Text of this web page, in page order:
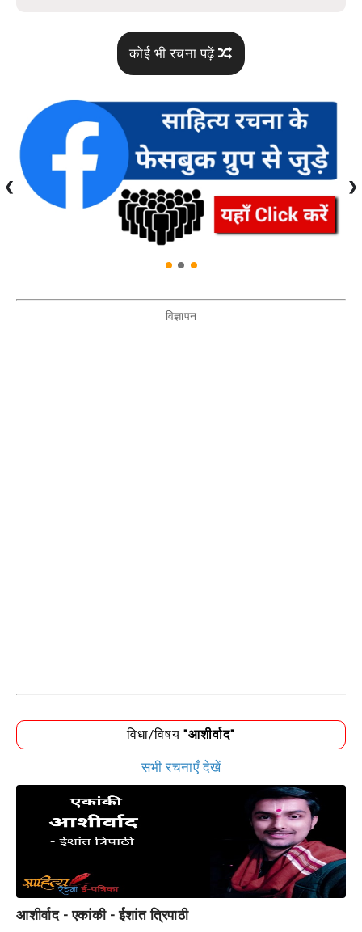
कोई भी रचना पढ़ें
❮ ❯
विज्ञापन
विधा/विषय"आशीर्वाद"
सभी रचनाएँ देखें
आशीर्वाद - एकांकी - ईशांत त्रिपाठी